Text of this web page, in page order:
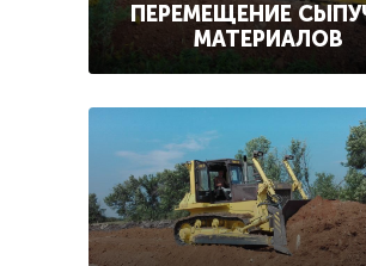
ПЕРЕМЕЩЕНИЕ
МАТЕРИАЛОВ